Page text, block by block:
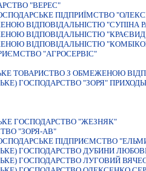
"ВЕРЕС"
ПIДПРИЇМСТВО
ВIДПОВIДАЛЬНIСТЮ "СУПIНА
ВIДПОВIДАЛЬНIСТЮ "КРАЄВИД
ВIДПОВIДАЛЬНIСТЮ
"АГРОСЕРВIС"
ТОВАРИСТВО З ОБМЕЖЕНОЮ
ГОСПОДАРСТВО "ЗОРЯ"
ГОСПОДАРСТВО "ЖЕЗНЯК"
"ЗОРЯ-АВ"
ПIДПРИЄМСТВО
ГОСПОДАРСТВО ДУБИНИ
ГОСПОДАРСТВО ЛУГОВИЙ